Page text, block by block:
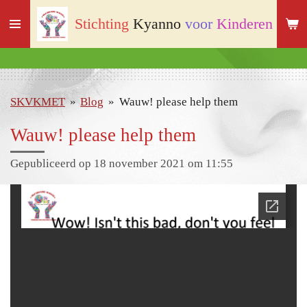
naar
de
hoofdinhoud
Stichting Kyanno voor Kinderenmet
SKVKMET » Blog » Wauw! please help them
Wauw! please help them
Gepubliceerd op 18 november 2021 om 11:55